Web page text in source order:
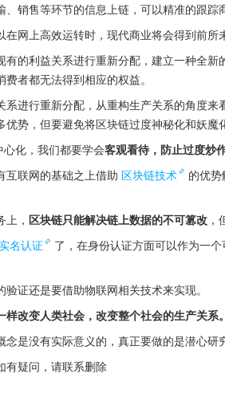
销售等环节的信息上链，可以精准的跟踪
网上高效运转时，现代商业将会得到前所
有的利益关系进行重新分配，建立一种全
者都无法得到相应的权益。
进行重新分配，从重构生产关系的角度
势，但要避免将区块链过度神秘化和妖魔
化，我们都要学会客观看待，防止过度炒
互联网的基础之上借助 区块链技术
的优
， 区块链只能解决链上数据的不可篡改
名认证
了，在身份认证方面可以作为一
证还是要借助物联网相关技术来实现。
改变人类社会，改变整个社会的生产关系。
是没有实际意义的，真正要做的是潜心研
有疑问，请联系删除